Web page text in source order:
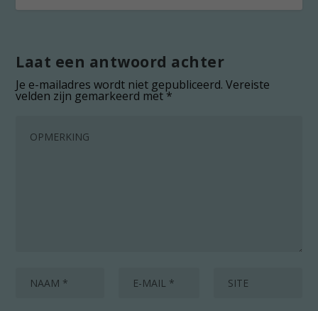
Laat een antwoord achter
Je e-mailadres wordt niet gepubliceerd. Vereiste
velden zijn gemarkeerd met*